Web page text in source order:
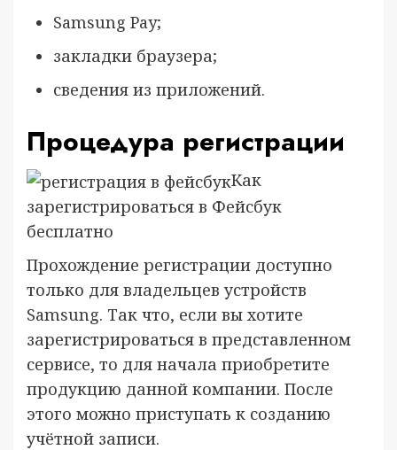
Samsung Pay;
закладки браузера;
сведения из приложений.
Процедура регистрации
Как
зарегистрироваться в Фейсбук
бесплатно
Прохождение регистрации доступно
только для владельцев устройств
Samsung. Так что, если вы хотите
зарегистрироваться в представленном
сервисе, то для начала приобретите
продукцию данной компании. После
этого можно приступать к созданию
учётной записи.